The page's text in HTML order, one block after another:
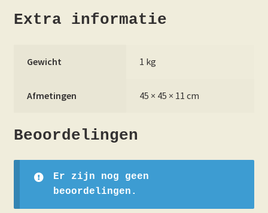
Extra informatie
Gewicht 1 kg
Afmetingen 45 × 45 × 11 cm
Beoordelingen
Er zijn nog geen
beoordelingen.